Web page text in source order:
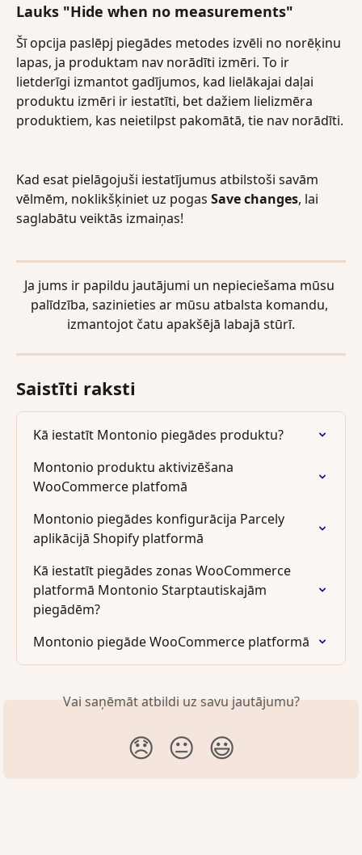
Lauks "Hide when no measurements"
Šī opcija paslēpj piegādes metodes izvēli no norēķinu
lapas, ja produktam nav norādīti izmēri. To ir
lietderīgi izmantot gadījumos, kad lielākajai daļai
produktu izmēri ir iestatīti, bet dažiem lielizmēra
produktiem, kas neietilpst pakomātā, tie nav norādīti.
Kad esat pielāgojuši iestatījumus atbilstoši savām
vēlmēm, noklikšķiniet uz pogas Save changes, lai
saglabātu veiktās izmaiņas!
Ja jums ir papildu jautājumi un nepieciešama mūsu
palīdzība, sazinieties ar mūsu atbalsta komandu,
izmantojot čatu apakšējā labajā stūrī.
Saistīti raksti
Kā iestatīt Montonio piegādes produktu?
Montonio produktu aktivizēšana
WooCommerce platfomā
Montonio piegādes konfigurācija Parcely
aplikācijā Shopify platformā
Kā iestatīt piegādes zonas WooCommerce
platformā Montonio Starptautiskajām
piegādēm?
Montonio piegāde WooCommerce platformā
Vai saņēmāt atbildi uz savu jautājumu?
😞 😐 😃